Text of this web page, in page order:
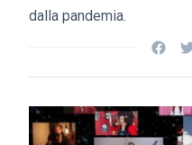
dalla pandemia.